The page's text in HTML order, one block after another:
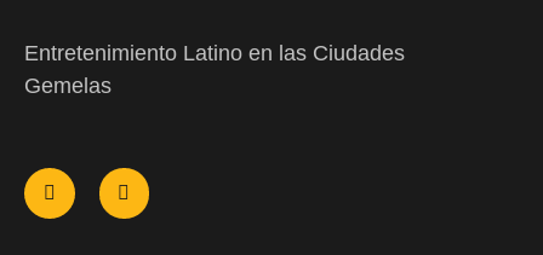
Entretenimiento Latino en las Ciudades
Gemelas